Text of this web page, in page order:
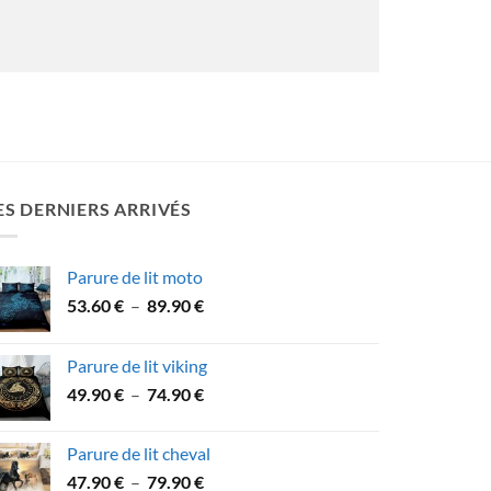
DERNIERS ARRIVÉS
Parure de lit moto
53.60€ – 89.90€Plage
53.60 €
à
Parure de lit viking
49.90€ – 74.90€Plage
49.90 €
à
Parure de lit cheval
47.90€ – 79.90€Plage